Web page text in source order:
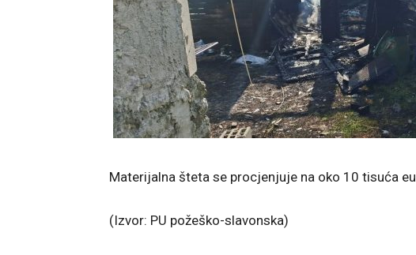
Materijalna šteta se procjenjuje na oko 10 tisuća
(Izvor: PU požeško-slavonska)